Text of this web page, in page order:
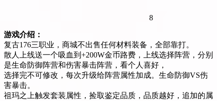
8
游戏介绍：
复古176三职业，商城不出售任何材料装备，全部靠打。
散人上线送一个吸血到+200W金币路费，上线选择阵营，分别
是生命防御阵营和伤害暴击阵营，看个人喜好，
选择完不可修改，每次升级给阵营属性加成。生命防御VS伤
害暴击。
祖玛之上触发套装属性，捡取鉴定品质，品质越好，追加的属